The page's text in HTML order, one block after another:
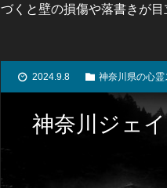
づくと壁の損傷や落書きが
2024.9.8 神奈川県の心霊
神奈川ジェ